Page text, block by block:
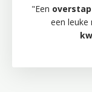
"Een
een leuke